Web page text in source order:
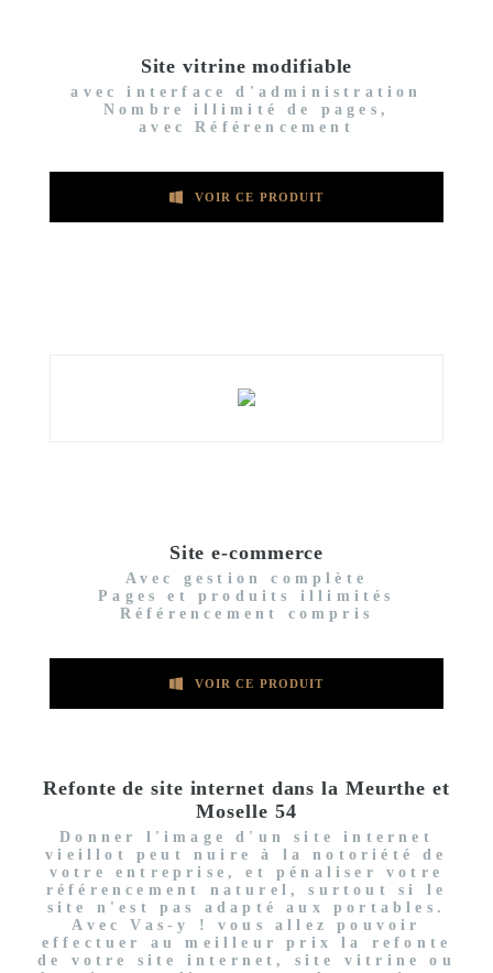
Site vitrine modifiable
avec interface d'administration
Nombre illimité de pages,
avec Référencement
VOIR CE PRODUIT
Site e-commerce
Avec gestion complète
Pages et produits illimités
Référencement compris
VOIR CE PRODUIT
Refonte de site internet dans la Meurthe et
Moselle 54
Donner l'image d'un site internet
vieillot peut nuire à la notoriété de
votre entreprise, et pénaliser votre
référencement naturel, surtout si le
site n'est pas adapté aux portables.
Avec Vas-y ! vous allez pouvoir
effectuer au meilleur prix la refonte
de votre site internet, site vitrine ou